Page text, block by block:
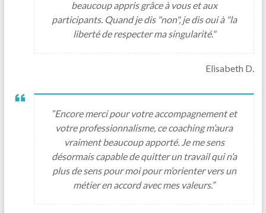
beaucoup appris grâce à vous et aux
participants. Quand je dis "non", je dis oui à "la
liberté de respecter ma singularité."
Elisabeth D.
“Encore merci pour votre accompagnement et
votre professionnalisme, ce coaching m’aura
vraiment beaucoup apporté. Je me sens
désormais capable de quitter un travail qui n’a
plus de sens pour moi pour m’orienter vers un
métier en accord avec mes valeurs.”